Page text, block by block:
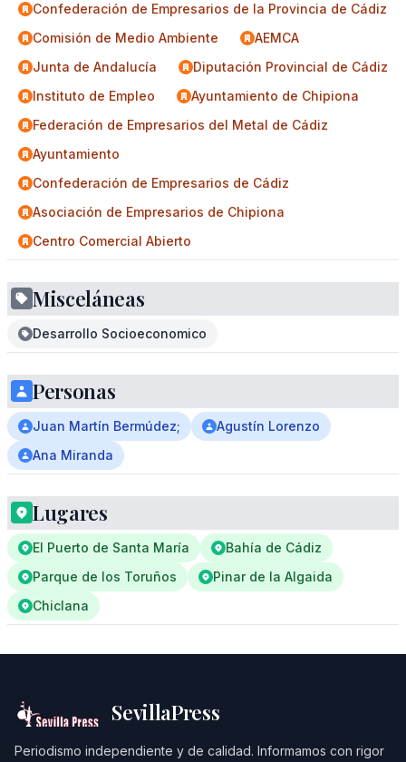
Confederación de Empresarios de la Provincia de Cádiz
Comisión de Medio Ambiente
AEMCA
Junta de Andalucía
Diputación Provincial de Cádiz
Instituto de Empleo
Ayuntamiento de Chipiona
Federación de Empresarios del Metal de Cádiz
Ayuntamiento
Confederación de Empresarios de Cádiz
Asociación de Empresarios de Chipiona
Centro Comercial Abierto
Misceláneas
Desarrollo Socioeconomico
Personas
Juan Martín Bermúdez;
Agustín Lorenzo
Ana Miranda
Lugares
El Puerto de Santa María
Bahía de Cádiz
Parque de los Toruños
Pinar de la Algaida
Chiclana
SevillaPress
Periodismo independiente y de calidad. Informamos con rigor